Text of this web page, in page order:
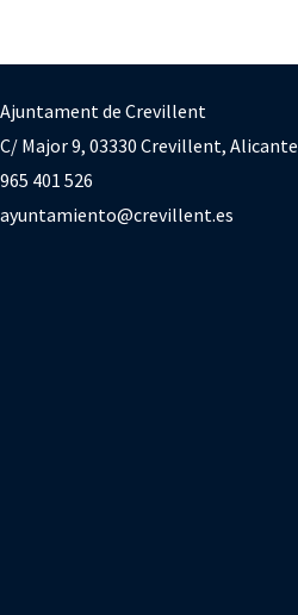
Ajuntament de Crevillent
C/ Major 9, 03330 Crevillent, Alicante
965 401 526
ayuntamiento@crevillent.es